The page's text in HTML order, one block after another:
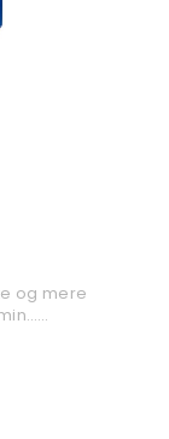
og mere